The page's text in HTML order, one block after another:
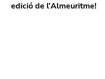
edició de l'Almeuritme!